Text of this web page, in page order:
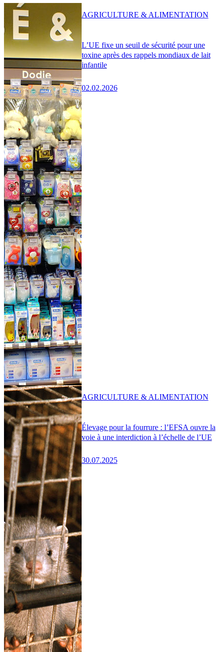
L’UE fixe un seuil de sécurité pour une
toxine après des rappels mondiaux de lait
infantile
02.02.2026
AGRICULTURE & ALIMENTATION
Élevage pour la fourrure : l’EFSA ouvre la
voie à une interdiction à l’échelle de l’UE
30.07.2025
AGRICULTURE & ALIMENTATION